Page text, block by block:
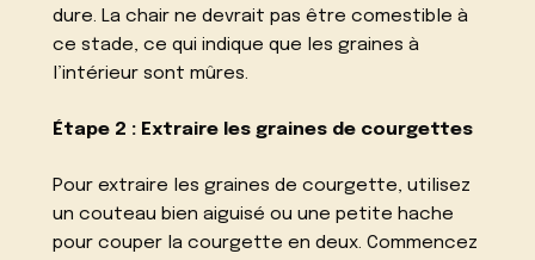
dure. La chair ne devrait pas être comestible à
ce stade, ce qui indique que les graines à
l’intérieur sont mûres.
Étape 2 : Extraire les graines de courgettes
Pour extraire les graines de courgette, utilisez
un couteau bien aiguisé ou une petite hache
pour couper la courgette en deux. Commencez